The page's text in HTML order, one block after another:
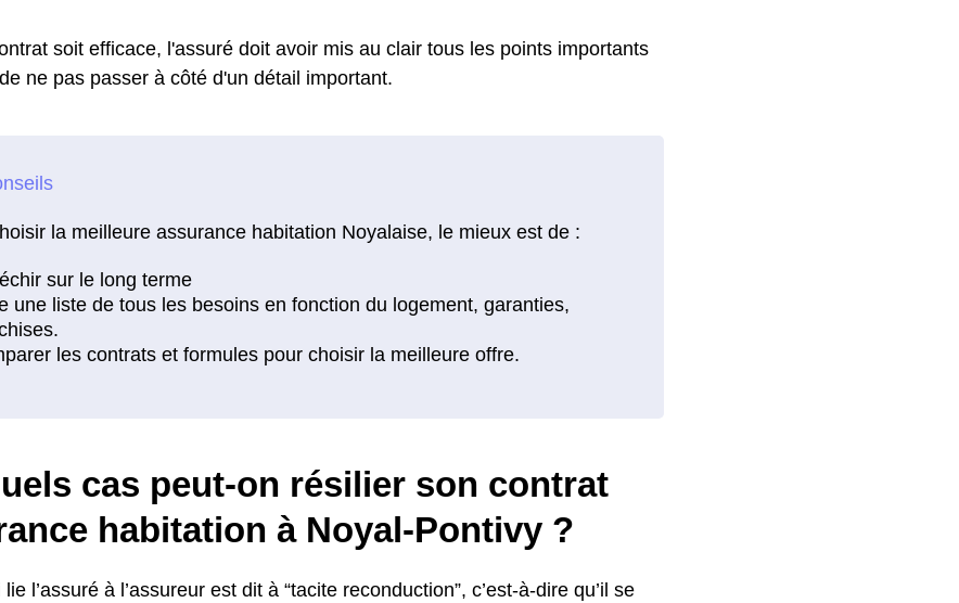
soit efficace, l'assuré doit avoir mis au clair tous les points importants
ne pas passer à côté d'un détail important.
la meilleure assurance habitation Noyalaise, le mieux est de :
cas peut-on résilier son contrat
habitation à Noyal-Pontivy ?
l’assuré à l’assureur est dit à “tacite reconduction”, c’est-à-dire qu’il se